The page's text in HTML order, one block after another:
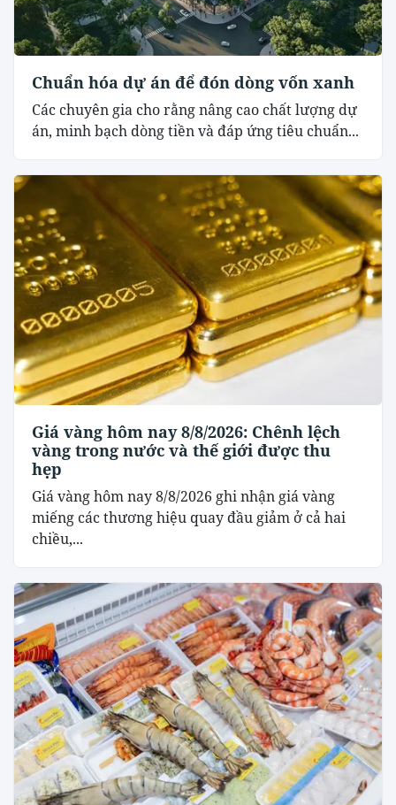
Chuẩn hóa dự án để đón dòng vốn xanh
Các chuyên gia cho rằng nâng cao chất lượng dự
án, minh bạch dòng tiền và đáp ứng tiêu chuẩn...
Giá vàng hôm nay 8/8/2026: Chênh lệch
vàng trong nước và thế giới được thu
hẹp
Giá vàng hôm nay 8/8/2026 ghi nhận giá vàng
miếng các thương hiệu quay đầu giảm ở cả hai
chiều,...